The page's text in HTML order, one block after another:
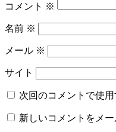
コメント ※
名前 ※
メール ※
サイト
次回のコメントで使
新しいコメントをメ